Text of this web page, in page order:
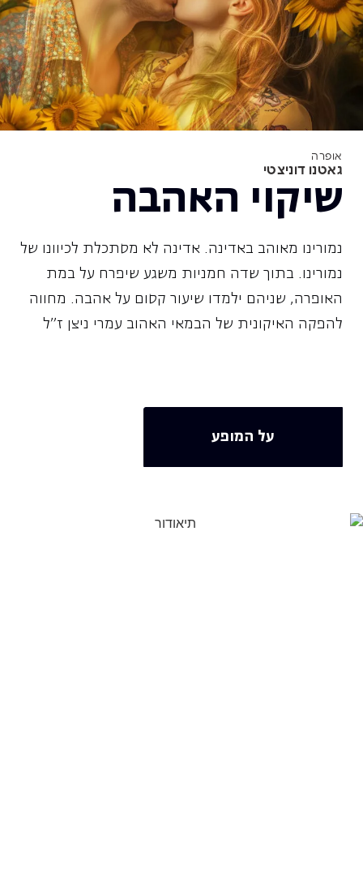
אופרה
גאטנו דוניצטי
שיקוי האהבה
נמורינו מאוהב באדינה. אדינה לא מסתכלת לכיוונו של
נמורינו. בתוך שדה חמניות משגע שיפרח על במת
האופרה, שניהם ילמדו שיעור קסום על אהבה. מחווה
להפקה האיקונית של הבמאי האהוב עמרי ניצן ז"ל
על המופע